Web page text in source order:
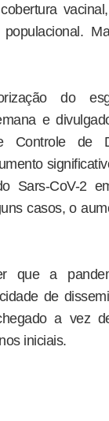
populacional.
do
e
Controle de
Sars-CoV-2
casos, o
que a
de
a vez
iniciais.